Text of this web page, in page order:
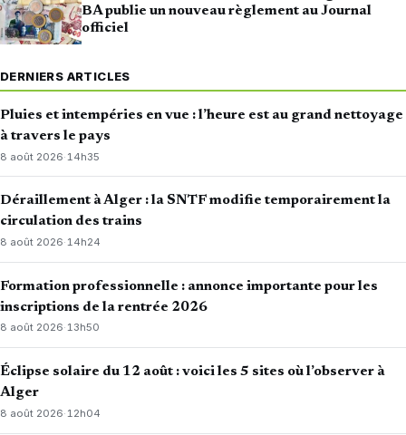
BA publie un nouveau règlement au Journal
officiel
DERNIERS ARTICLES
Pluies et intempéries en vue : l’heure est au grand nettoyage
à travers le pays
8 août 2026· 14h35
Déraillement à Alger : la SNTF modifie temporairement la
circulation des trains
8 août 2026·14h24
Formation professionnelle : annonce importante pour les
inscriptions de la rentrée 2026
8 août 2026·13h50
Éclipse solaire du 12 août : voici les 5 sites où l’observer à
Alger
8 août 2026·12h04